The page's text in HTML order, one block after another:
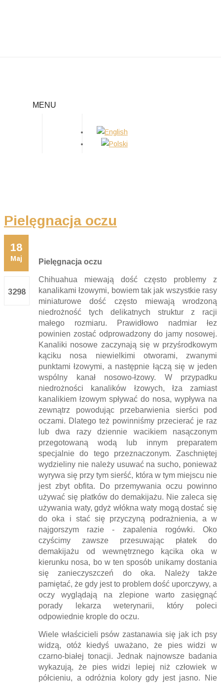
MENU
Porady
/
Pielęgnacja oczu
Pielęgnacja oczu
18
Maj
3298
Pielęgnacja oczu
Chihuahua miewają dość często problemy z
kanalikami łzowymi, bowiem tak jak wszystkie rasy
miniaturowe dość często miewają wrodzoną
niedrożność tych delikatnych struktur z racji
małego rozmiaru. Prawidłowo nadmiar łez
powinien zostać odprowadzony do jamy nosowej.
Kanaliki nosowe zaczynają się w przyśrodkowym
kąciku nosa niewielkimi otworami, zwanymi
punktami łzowymi, a następnie łączą się w jeden
wspólny kanał nosowo-łzowy. W przypadku
niedrożności kanalików łzowych, łza zamiast
kanalikiem łzowym spływać do nosa, wypływa na
zewnątrz powodując przebarwienia sierści pod
oczami. Dlatego też powinniśmy przecierać je raz
lub dwa razy dziennie wacikiem nasączonym
przegotowaną wodą lub innym preparatem
specjalnie do tego przeznaczonym. Zaschniętej
wydzieliny nie należy usuwać na sucho, ponieważ
wyrywa się przy tym sierść, która w tym miejscu nie
jest zbyt obfita. Do przemywania oczu powinno
używać się płatków do demakijażu. Nie zaleca się
używania waty, gdyż włókna waty mogą dostać się
do oka i stać się przyczyną podrażnienia, a w
najgorszym razie - zapalenia rogówki. Oko
czyścimy zawsze przesuwając płatek do
demakijażu od wewnętrznego kącika oka w
kierunku nosa, bo w ten sposób unikamy dostania
się zanieczyszczeń do oka. Należy także
pamiętać, że gdy jest to problem dość uporczywy, a
oczy wyglądają na zlepione warto zasięgnąć
porady lekarza weterynarii, który poleci
odpowiednie krople do oczu.
Wiele właścicieli psów zastanawia się jak ich psy
widzą, otóż kiedyś uważano, że pies widzi w
czarno-białej tonacji. Jednak najnowsze badania
wykazują, że pies widzi lepiej niż człowiek w
półcieniu, a odróżnia kolory gdy jest jasno. Nie